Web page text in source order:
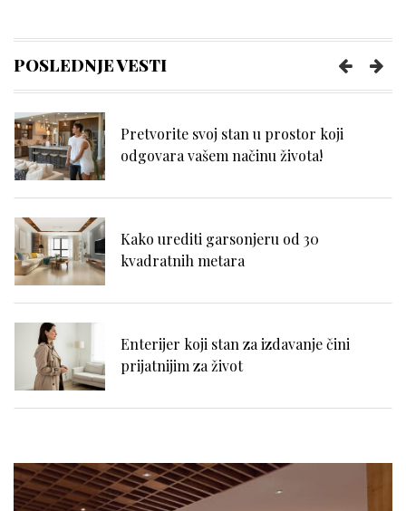
POSLEDNJE VESTI
blagostanja
Pretvorite svoj stan u prostor koji
odgovara vašem načinu života!
Kako urediti garsonjeru od 30
kvadratnih metara
Enterijer koji stan za izdavanje čini
prijatnijim za život
kako urediti dom ako volite more i plažu